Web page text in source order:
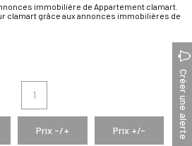
ESTIMER
Notre Équipe
immobilière de Appartement clamart.
clamart grâce aux annonces immobilières de
Créer une alerte
1
Prix -/+ Prix +/-